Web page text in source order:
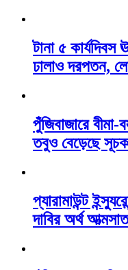
টানা ৫ কার্যদিবস
ঢালাও দরপতন,
পুঁজিবাজারে বীমা-
তবুও বেড়েছে সূচক
প্যারামাউন্ট
দাবির অর্থ আত্মসাত